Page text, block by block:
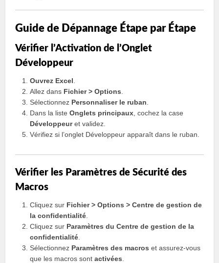
Guide de Dépannage Étape par Étape
Vérifier l’Activation de l’Onglet
Développeur
Ouvrez Excel
Allez dans Fichier > Options
Sélectionnez Personnaliser le ruban
Dans la listeOnglets principaux , cochez la case
Développeuret validez.
Vérifiez si l’onglet Développeur apparaît dans le ruban.
Vérifier les Paramètres de Sécurité des
Macros
Cliquez sur Fichier > Options > Centre de gestion de
la confidentialité
Cliquez sur Paramètres du Centre de gestion de la
confidentialité
Sélectionnez Paramètres des macros et assurez-vous
que les macros sontactivées